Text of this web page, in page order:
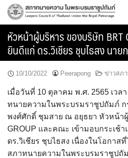
Skip
content
หัวหน้าผู้บริหาร ของบริษัท BRT
ยินดีแก่ ดร.วิเชียร ชุบไธสง นา
10/10/2022 Peerapong ข่าวสภ
เมื่อวันที่ 10 ตุลาคม พ.ศ. 2565 เวล
ทนายความในพระบรมราชูปถัมภ์ ก
พงศ์ศักดิ์ ชุมสาย ณ อยุธยา หัวหน้า
GROUP และคณะ เข้ามอบกระเช้
ดร.วิเชียร ชุบไธสง เนื่องในโอกาส
สภาทนายความในพระบรมราชูปถั